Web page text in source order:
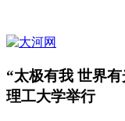
“太极有我 世界
理工大学举行